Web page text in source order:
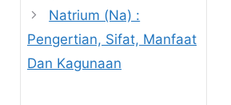
Natrium (Na) :
Pengertian, Sifat, Manfaat
Dan Kagunaan